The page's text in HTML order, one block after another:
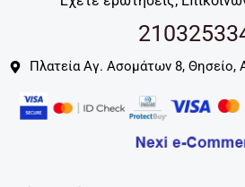
Πλατεία Αγ. Ασομάτων 8, Θησείο,